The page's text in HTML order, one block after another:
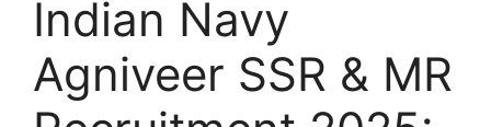
Indian Navy
Agniveer SSR & MR